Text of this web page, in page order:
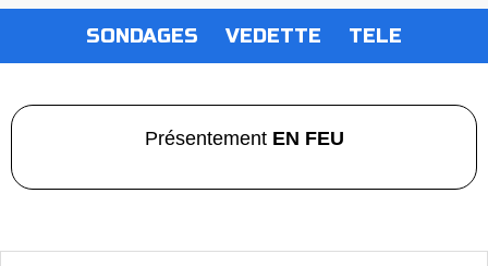
SONDAGES VEDETTE TELE
Présentement EN FEU